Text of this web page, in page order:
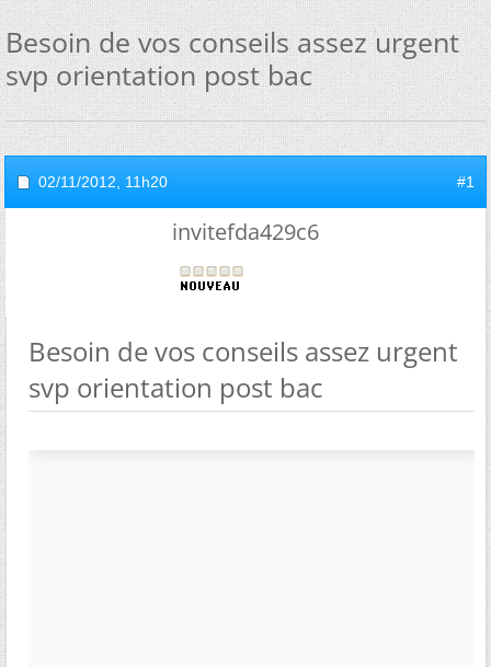
Besoin de vos conseils assez urgent
svp orientation post bac
02/11/2012, 11h20 #1
invitefda429c6
Besoin de vos conseils assez urgent
svp orientation post bac